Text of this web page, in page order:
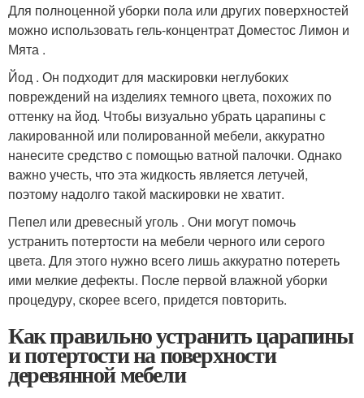
Для полноценной уборки пола или других поверхностей
можно использовать гель-концентрат Доместос Лимон и
Мята .
Йод . Он подходит для маскировки неглубоких
повреждений на изделиях темного цвета, похожих по
оттенку на йод. Чтобы визуально убрать царапины с
лакированной или полированной мебели, аккуратно
нанесите средство с помощью ватной палочки. Однако
важно учесть, что эта жидкость является летучей,
поэтому надолго такой маскировки не хватит.
Пепел или древесный уголь . Они могут помочь
устранить потертости на мебели черного или серого
цвета. Для этого нужно всего лишь аккуратно потереть
ими мелкие дефекты. После первой влажной уборки
процедуру, скорее всего, придется повторить.
Как правильно устранить царапины
и потертости на поверхности
деревянной мебели